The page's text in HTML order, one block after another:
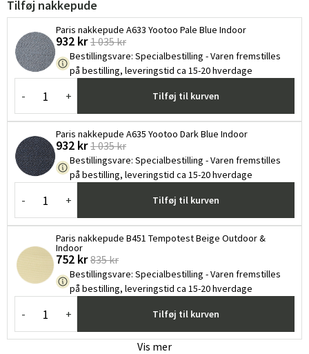
Tilføj nakkepude
Paris nakkepude A633 Yootoo Pale Blue Indoor
932 kr 1 035 kr
Bestillingsvare: Specialbestilling - Varen fremstilles
på bestilling, leveringstid ca 15-20 hverdage
- + Tilføj til kurven
Paris nakkepude A635 Yootoo Dark Blue Indoor
932 kr 1 035 kr
Bestillingsvare: Specialbestilling - Varen fremstilles
på bestilling, leveringstid ca 15-20 hverdage
- + Tilføj til kurven
Paris nakkepude B451 Tempotest Beige Outdoor &
Indoor
752 kr 835 kr
Bestillingsvare: Specialbestilling - Varen fremstilles
på bestilling, leveringstid ca 15-20 hverdage
- + Tilføj til kurven
Vis mer